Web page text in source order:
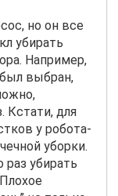
но он все
убирать
Например,
выбран,
Кстати, для
у робота-
уборки.
убирать